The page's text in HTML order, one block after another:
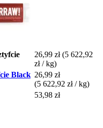
26,99 zł (5 622,92
zł / kg)
Black 26,99 zł
(5 622,92 zł / kg)
53,98 zł